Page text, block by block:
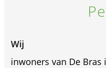
Wij
inwoners van De Bras